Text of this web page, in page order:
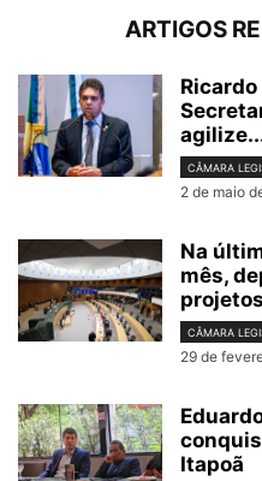
ARTIGOS
CÂMARA
2 de maio
Na
mês,
projetos
CÂMARA
29 de
Itapoã